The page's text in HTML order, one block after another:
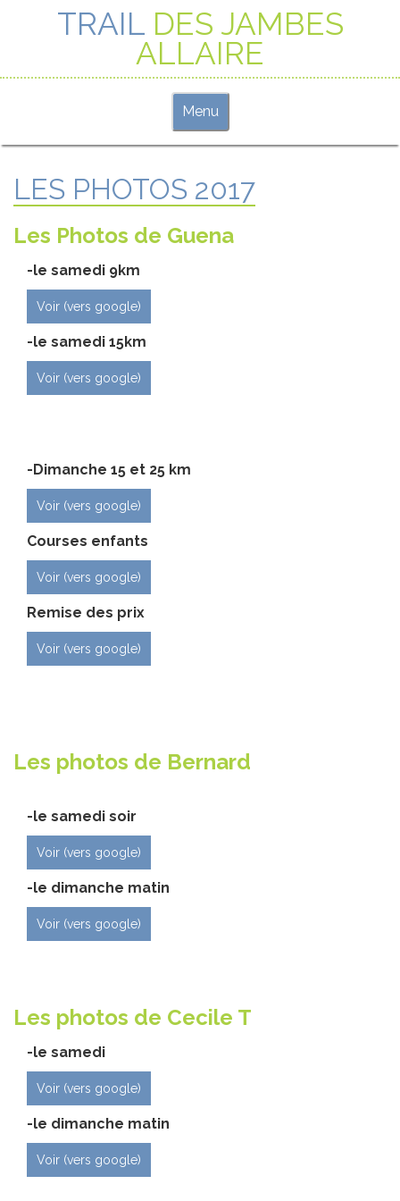
TRAIL DES JAMBES
ALLAIRE
T
o
g
l
e
n
a
Menu
LES PHOTOS 2017
Les Photos de Guena
-le samedi 9km
Voir (vers google)
​-le samedi 15km
Voir (vers google)
-Dimanche 15 et 25 km
Voir (vers google)
Courses enfants
Voir (vers google)
Remise des prix
Voir (vers google)
Les photos de Bernard
-le samedi soir
Voir (vers google)
​-le dimanche matin
Voir (vers google)
Les photos de Cecile T
-le samedi
Voir (vers google)
​-le dimanche matin
Voir (vers google)